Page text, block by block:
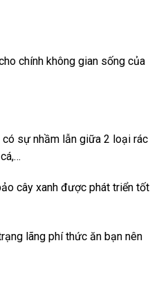
chính không gian sống của
sự nhầm lẫn giữa 2 loại rác
cây xanh được phát triển tốt
lãng phí thức ăn bạn nên